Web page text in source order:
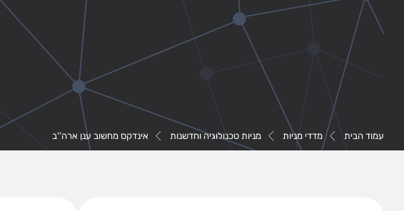
עמוד הבית מדדי מניות מניות טכנולוגיה וחדשנות אינדקס מחשוב ענן ארה''ב